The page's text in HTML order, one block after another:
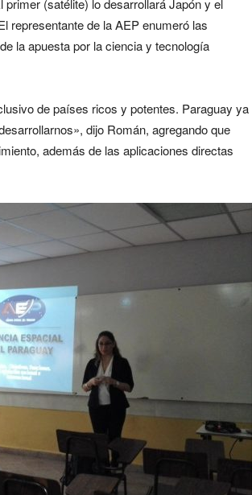
(satélite) lo desarrollará Japón y el
representante de la AEP enumeró las
la apuesta por la ciencia y tecnología
de países ricos y potentes. Paraguay ya
dijo Román, agregando que
además de las aplicaciones directas